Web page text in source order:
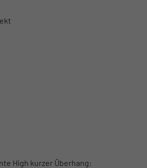
High kurzer Überhang: